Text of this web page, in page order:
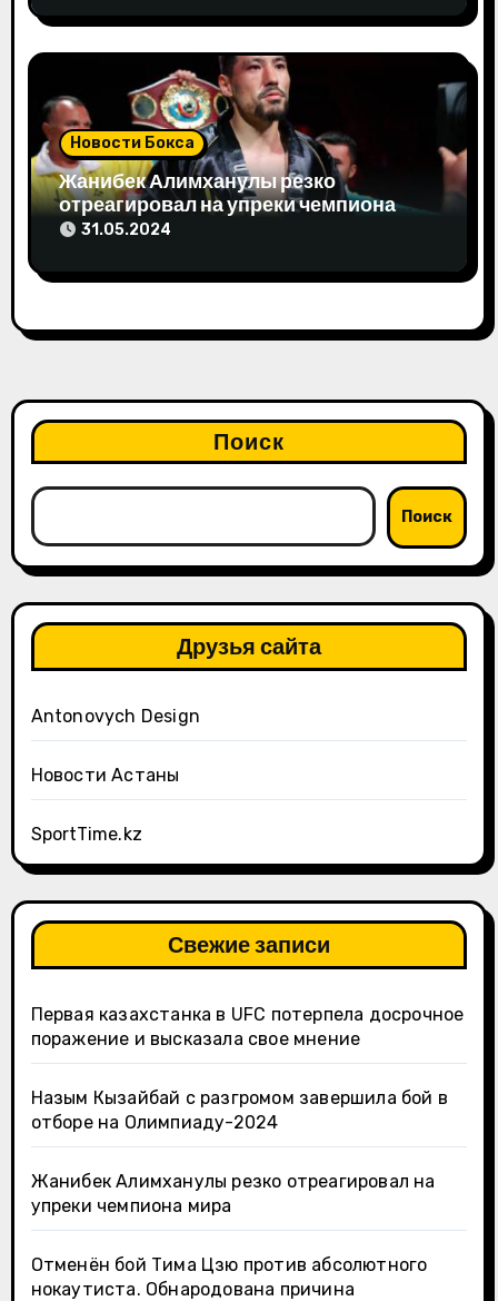
Новости Бокса
Жанибек Алимханулы резко
отреагировал на упреки чемпиона
мира
31.05.2024
Поиск
Поиск
Друзья сайта
Antonovych Design
Новости Астаны
SportTime.kz
Свежие записи
Первая казахстанка в UFC потерпела досрочное
поражение и высказала свое мнение
Назым Кызайбай с разгромом завершила бой в
отборе на Олимпиаду-2024
Жанибек Алимханулы резко отреагировал на
упреки чемпиона мира
Отменён бой Тима Цзю против абсолютного
нокаутиста. Обнародована причина